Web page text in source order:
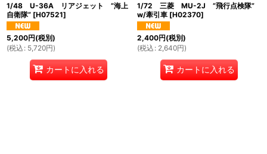
1/48 U-36A リアジェット ”海上
自衛隊” [H07521]
5,200円(税別)
(税込 : 5,720円)
カートに入れる
1/72 三菱 MU-2J ”飛行点検隊”
w/牽引車 [H02370]
2,400円(税別)
(税込 : 2,640円)
カートに入れる